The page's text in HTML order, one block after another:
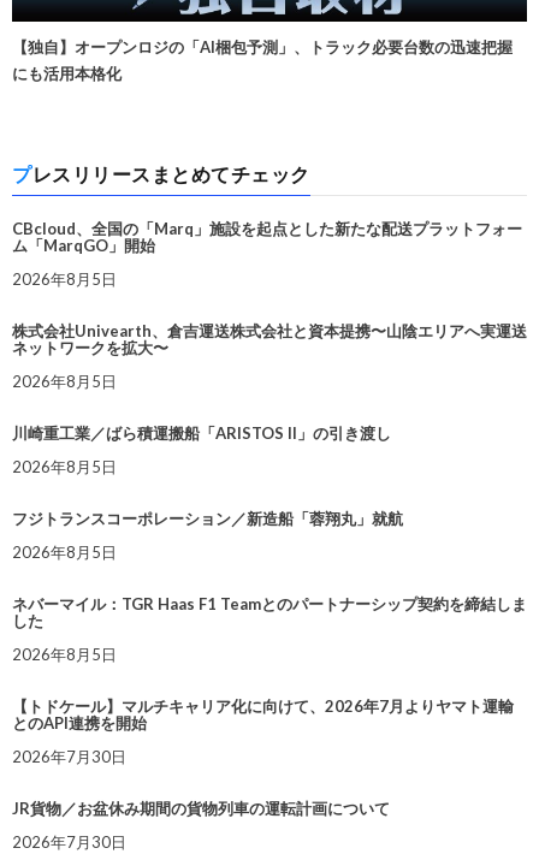
【独自】オープンロジの「AI梱包予測」、トラック必要台数の迅速把握
にも活用本格化
プレスリリースまとめてチェック
CBcloud、全国の「Marq」施設を起点とした新たな配送プラットフォー
ム「MarqGO」開始
2026年8月5日
株式会社Univearth、倉吉運送株式会社と資本提携〜山陰エリアへ実運送
ネットワークを拡大〜
2026年8月5日
川崎重工業／ばら積運搬船「ARISTOS II」の引き渡し
2026年8月5日
フジトランスコーポレーション／新造船「蓉翔丸」就航
2026年8月5日
ネバーマイル：TGR Haas F1 Teamとのパートナーシップ契約を締結しま
した
2026年8月5日
【トドケール】マルチキャリア化に向けて、2026年7月よりヤマト運輸
とのAPI連携を開始
2026年7月30日
JR貨物／お盆休み期間の貨物列車の運転計画について
2026年7月30日